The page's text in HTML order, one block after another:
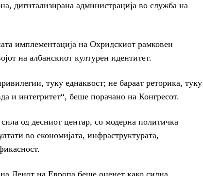
дигитализирана администрација во служба на
имплементација на Охридскиот рамковен
на албанскиот културен идентитет.
туку еднаквост; не бараат реторика, туку
и интегритет“, беше порачано на Конгресот.
од десниот центар, со модерна политичка
во економијата, инфраструктурата,